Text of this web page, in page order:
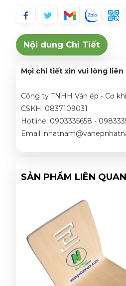
Nội dung Chi Tiết
Mọi chi tiết xin vui lòng liên
Công ty TNHH Ván ép - Cơ
CSKH: 0837109031
Hotline: 0903335658 -
Email:
SẢN PHẨM LIÊN QUAN